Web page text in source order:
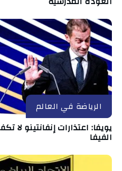
الرياضة في العالم
يويفا: اعتذارات إنفانتينو لا
الفيفا